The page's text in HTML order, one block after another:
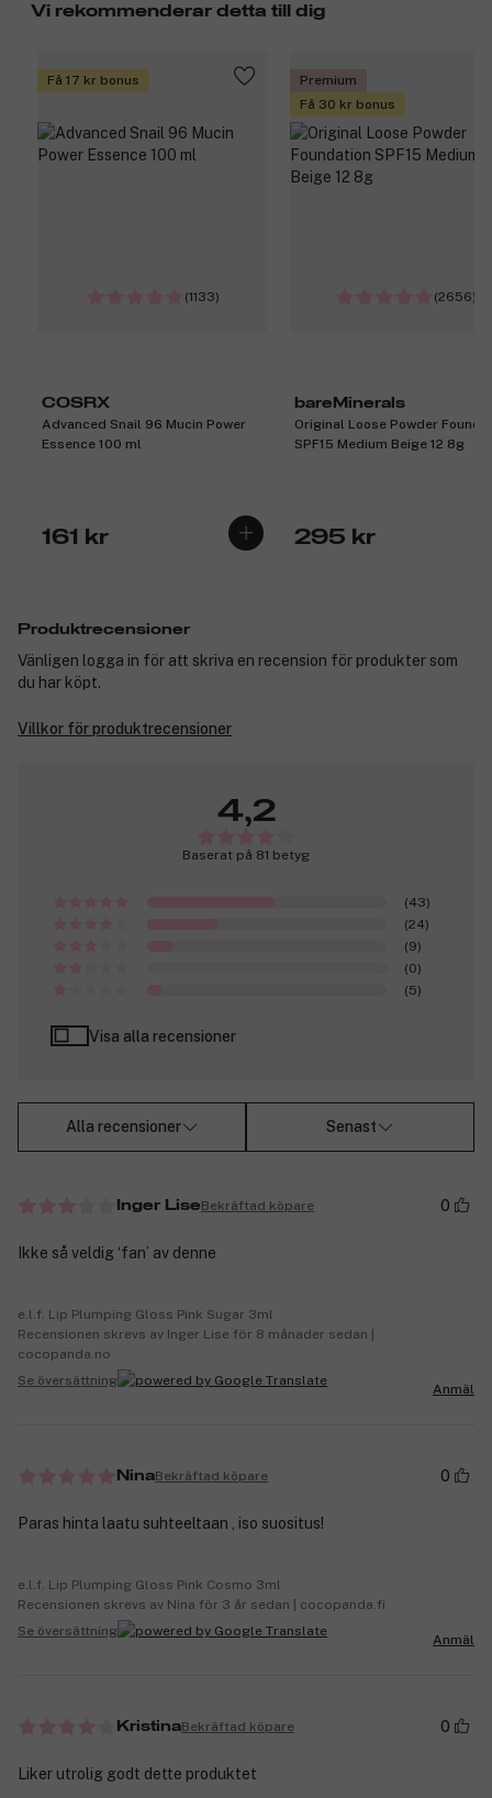
Vi rekommenderar detta till dig
Få 17 kr bonus
(1133)
COSRX
Advanced Snail 96 Mucin Power
Essence 100 ml
161 kr
Premium
Få 30 kr bonus
(2656)
bareMinerals
Original Loose Powder
SPF15 Medium Beige 12 8g
295 kr
Produktrecensioner
Vänligen logga in för att skriva en recension för produkter som
du har köpt.
Villkor för produktrecensioner
4,2
Baserat på 81 betyg
(43)
(24)
(9)
(0)
(5)
Visa alla recensioner
Alla recensioner Senast
Inger LiseBekräftad köpare 0
Ikke så veldig ‘fan’ av denne
e.l.f. Lip Plumping Gloss Pink Sugar 3ml
Recensionen skrevs av Inger Lise för 8 månader sedan |
cocopanda.no
Se översättning
Anmäl
NinaBekräftad köpare 0
Paras hinta laatu suhteeltaan , iso suositus!
e.l.f. Lip Plumping Gloss Pink Cosmo 3ml
Recensionen skrevs av Nina för 3 år sedan | cocopanda.fi
Se översättning
Anmäl
KristinaBekräftad köpare 0
Liker utrolig godt dette produktet